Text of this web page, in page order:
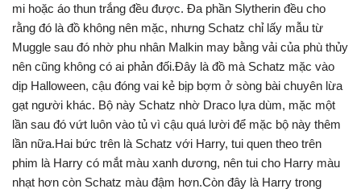
mi hoặc áo thun trắng đều được. Đa phần Slytherin đều cho
rằng đó là đồ không nên mặc, nhưng Schatz chỉ lấy mẫu từ
Muggle sau đó nhờ phu nhân Malkin may bằng vải của phù thủy
nên cũng không có ai phản đối.Đây là đồ mà Schatz mặc vào
dịp Halloween, cậu đóng vai kẻ bịp bợm ở sòng bài chuyên lừa
gạt người khác. Bộ này Schatz nhờ Draco lựa dùm, mặc một
lần sau đó vứt luôn vào tủ vì cậu quá lười để mặc bộ này thêm
lần nữa.Hai bức trên là Schatz với Harry, tui quen theo trên
phim là Harry có mắt màu xanh dương, nên tui cho Harry màu
nhạt hơn còn Schatz màu đậm hơn.Còn đây là Harry trong